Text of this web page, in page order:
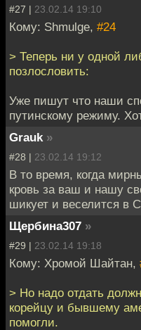
#27 | 23.02.14 19:10
Кому: Shmulge, #24
> Теперь ни у одной
позлословить:
Уже пишут что наши
путинскому режиму.
Grauk »
#28 | 23.02.14 19:12
В то время, когда
кровь за ваш и нашу
шикует и веселится в
Щербина307 »
#29 | 23.02.14 19:18
Кому: Хромой Шайтан,
> Но надо отдать
корейцу и бывшему
помогли.